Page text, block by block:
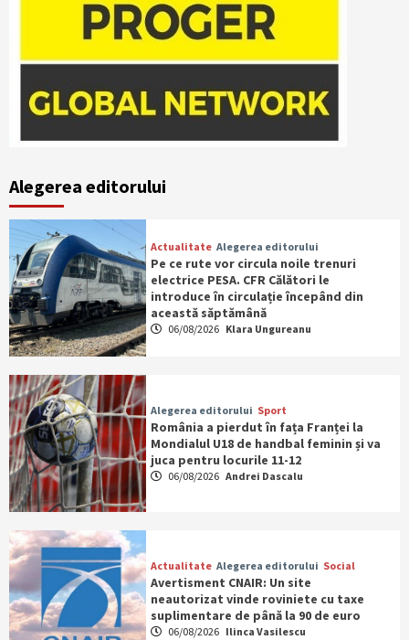
Alegerea editorului
Actualitate Alegerea editorului
Pe ce rute vor circula noile trenuri
electrice PESA. CFR Călători le
introduce în circulație începând din
această săptămână
06/08/2026 Klara Ungureanu
Alegerea editorului Sport
România a pierdut în fața Franței la
Mondialul U18 de handbal feminin și va
juca pentru locurile 11-12
06/08/2026 Andrei Dascalu
Actualitate Alegerea editorului Social
Avertisment CNAIR: Un site
neautorizat vinde roviniete cu taxe
suplimentare de până la 90 de euro
06/08/2026 Ilinca Vasilescu